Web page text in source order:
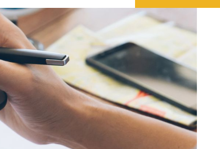
Entrar Banca Personal
New User|Has olvidado tu contraseña
– OR –
IR A BANCA EMPRESAS